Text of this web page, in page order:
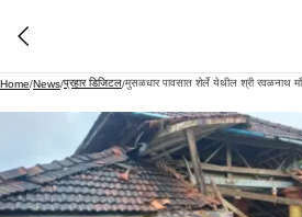
Home/News/प्रहार डिजिटल/मुसळधार पावसात शेर्ले येथील श्री रवळनाथ